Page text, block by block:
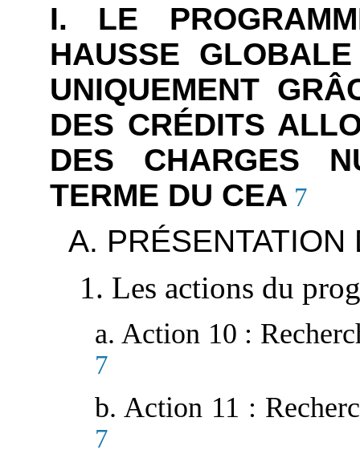
I. LE
HAUSSE
UNIQUEMENT
DES CRÉDITS
DES CHARGES
TERME DU CEA 7
A.
1. Les actions du
a. Action 10 :
7
b. Action 11 :
7